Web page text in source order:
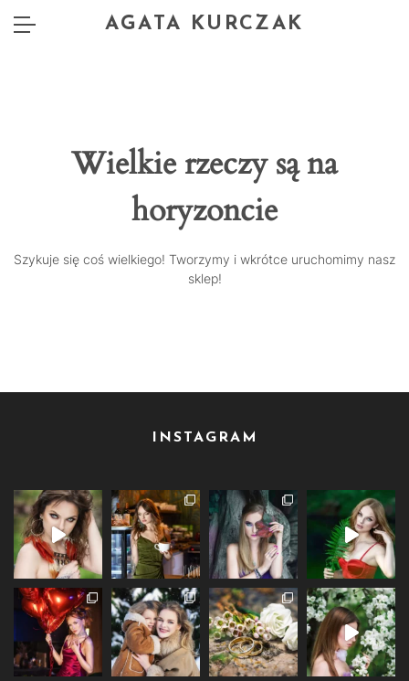
AGATA KURCZAK
Wielkie rzeczy są na
horyzoncie
Szykuje się coś wielkiego! Tworzymy i wkrótce uruchomimy nasz
sklep!
INSTAGRAM